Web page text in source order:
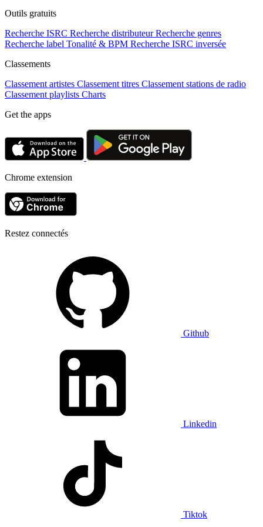
Outils gratuits
Recherche ISRC Recherche distributeur Recherche genres
Recherche label Tonalité & BPM Recherche ISRC inversée
Classements
Classement artistes Classement titres Classement stations de radio
Classement playlists Charts
Get the apps
Chrome extension
Restez connectés
Github
Linkedin
Tiktok